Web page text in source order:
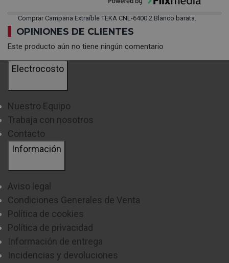
Comprar Campana Extraíble TEKA CNL-6400.2 Blanco barata.
OPINIONES DE CLIENTES
Este producto aún no tiene ningún comentario
Electrocosto
Nuestro Equipo
Trabaja con nosotros
Contacto
Información
Aviso legal
Condiciones Generales de Venta
Política de cookies
Política de privacidad
Información de entrega
Incidencias y devoluciones